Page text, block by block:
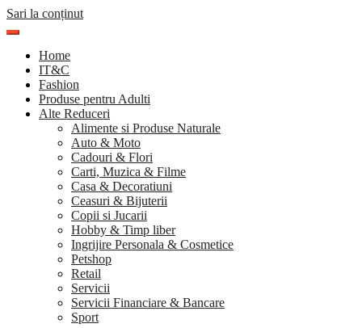
Sari la conținut
Home
IT&C
Fashion
Produse pentru Adulti
Alte Reduceri
Alimente si Produse Naturale
Auto & Moto
Cadouri & Flori
Carti, Muzica & Filme
Casa & Decoratiuni
Ceasuri & Bijuterii
Copii si Jucarii
Hobby & Timp liber
Ingrijire Personala & Cosmetice
Petshop
Retail
Servicii
Servicii Financiare & Bancare
Sport